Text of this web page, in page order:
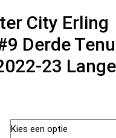
City Erling
Derde
23 Lange